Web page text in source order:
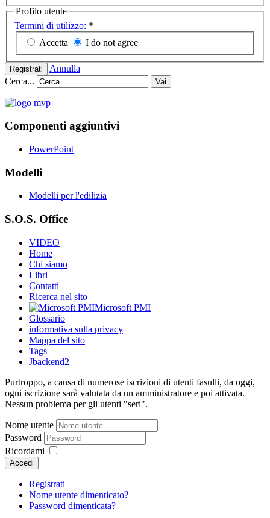
Profilo utente
Termini di utilizzo: *
Accetta
I do not agree
Registrati
Annulla
Cerca...
Vai
Componenti aggiuntivi
PowerPoint
Modelli
Modelli per l'edilizia
S.O.S. Office
VIDEO
Home
Chi siamo
Libri
Contatti
Ricerca nel sito
Microsoft PMI
Glossario
informativa sulla privacy
Mappa del sito
Tags
Jbackend2
Purtroppo, a causa di numerose iscrizioni di utenti fasulli, da oggi,
ogni iscrizione sarà valutata da un amministratore e poi attivata.
Nessun problema per gli utenti "seri".
Nome utente
Password
Ricordami
Accedi
Registrati
Nome utente dimenticato?
Password dimenticata?